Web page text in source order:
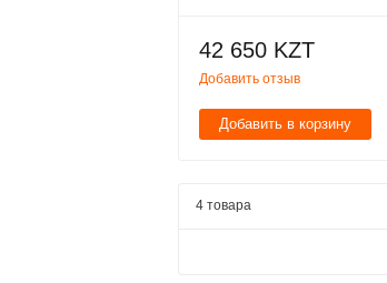
42 650 KZT
Добавить отзыв
Добавить в корзину
4 товара